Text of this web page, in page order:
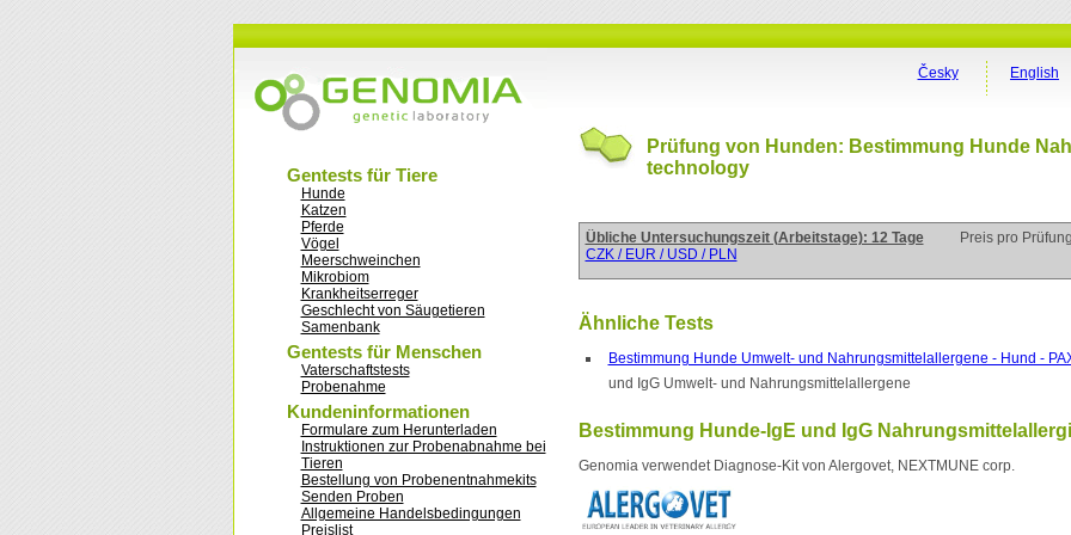
Gentests für Tiere
Hunde
Katzen
Pferde
Vögel
Meerschweinchen
Mikrobiom
Krankheitserreger
Geschlecht von Säugetieren
Samenbank
Gentests für Menschen
Vaterschaftstests
Probenahme
Kundeninformationen
Formulare zum Herunterladen
Instruktionen zur Probenabnahme bei
Tieren
Bestellung von Probenentnahmekits
Senden Proben
Allgemeine Handelsbedingungen
Preislist
English
Česky
Prüfung von Hunden: Bestimmung Hunde
technology
Übliche Untersuchungszeit (Arbeitstage): 12 Tage
Preis pro
CZK / EUR / USD / PLN
Ähnliche Tests
Bestimmung Hunde Umwelt- und Nahrungsmittelallergene - Hund -
und IgG Umwelt- und Nahrungsmittelallergene
Bestimmung Hunde-IgE und IgG
Genomia verwendet Diagnose-Kit von Alergovet, NEXTMUNE corp.